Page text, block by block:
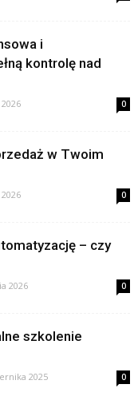
i
kontrolę nad
0
w Twoim
0
– czy
2026 0
szkolenie
2025 0